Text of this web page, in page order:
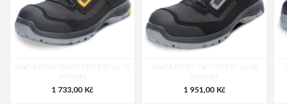
PANDA SPORT PRIMO S1PS ESD LG SR
polobotka
1 733,00 Kč
PANDA SPORT UNO S3S ESD LG SR
polobotka
1 951,00 Kč